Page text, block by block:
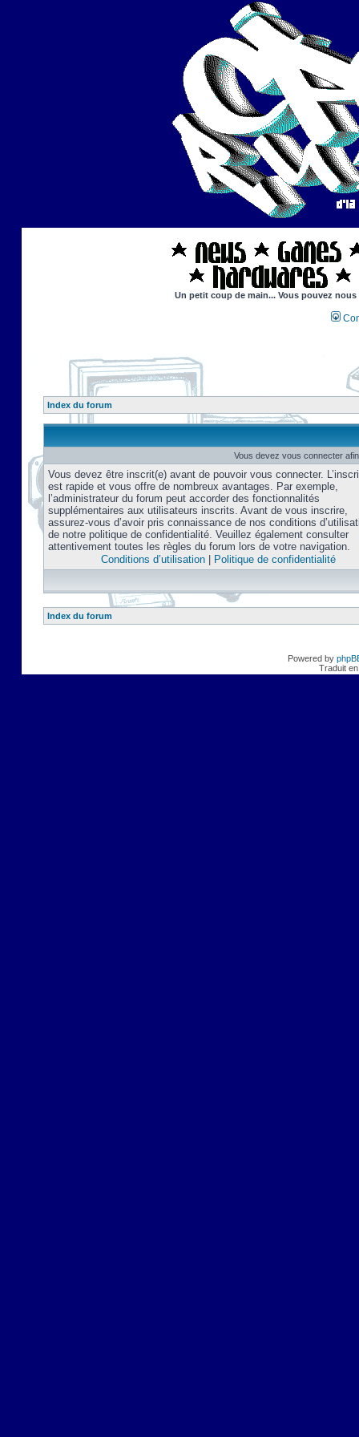
Un petit coup de main... Vous pouvez
Index du forum
Vous devez vous connecter
Vous devez être inscrit(e) avant de pouvoir vous connecter.
est rapide et vous offre de nombreux avantages. Par exemple,
l’administrateur du forum peut accorder des fonctionnalités
supplémentaires aux utilisateurs inscrits. Avant de vous inscrire,
assurez-vous d’avoir pris connaissance de nos conditions
de notre politique de confidentialité. Veuillez également consulter
attentivement toutes les règles du forum lors de votre navigation.
Conditions d’utilisation| Politique de confidentialité
Index du forum
Powered by
Traduit